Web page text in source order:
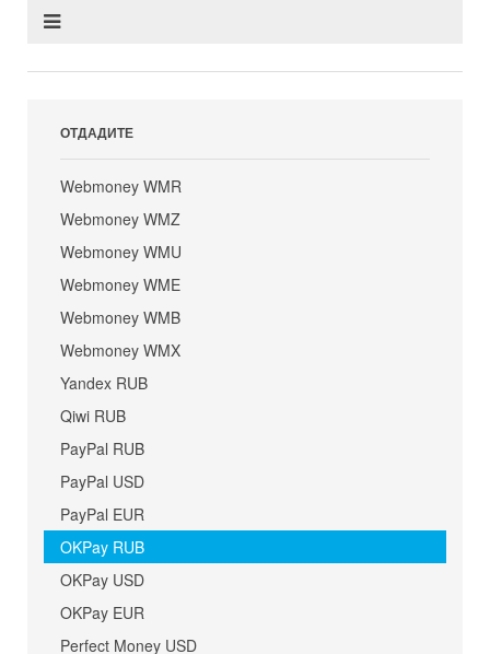
ОТДАДИТЕ
Webmoney WMR
Webmoney WMZ
Webmoney WMU
Webmoney WME
Webmoney WMB
Webmoney WMX
Yandex RUB
Qiwi RUB
PayPal RUB
PayPal USD
PayPal EUR
OKPay RUB
OKPay USD
OKPay EUR
Perfect Money USD